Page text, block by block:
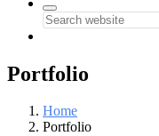
Portfolio
Home
Portfolio